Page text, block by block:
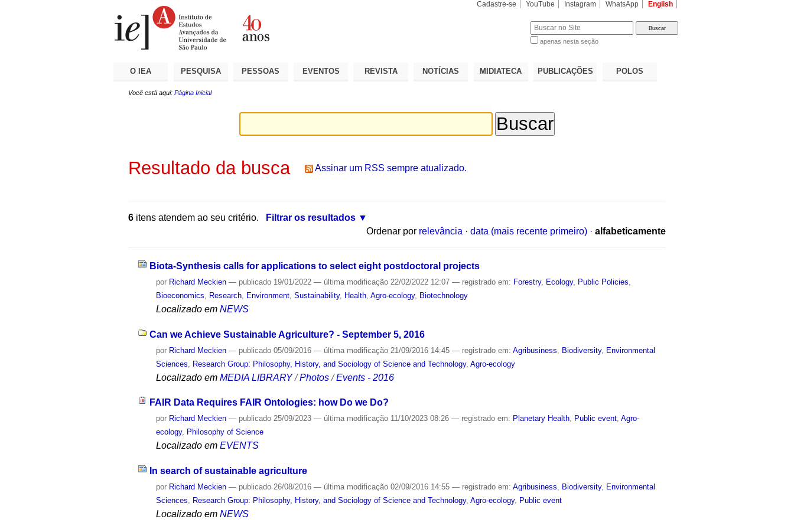
Cadastre-se YouTube Instagram WhatsApp English
apenas nesta seção
O IEA PESQUISA PESSOAS EVENTOS REVISTA NOTÍCIAS MIDIATECA PUBLICAÇÕES POLOS
Você está aqui: Página Inicial
Resultado da busca Assinar um RSS sempre atualizado.
6 itens atendem ao seu critério.
Filtrar os resultados
Ordenar por relevância · data (mais recente primeiro) · alfabeticamente
Biota-Synthesis calls for applications to select eight postdoctoral projects
por Richard Meckien — publicado 19/01/2022— última modificação 22/02/2022 12:07— registrado em: Forestry, Ecology, Public Policies
Bioeconomics
Research Environment ,Sustainability, Health ,Agro-ecology, Biotechnology
Localizado em NEWS
Can we Achieve Sustainable Agriculture? - September 5, 2016
por Richard Meckien — publicado 05/09/2016— última modificação 21/09/2016 14:45— registrado em:Agribusiness Biodiversity, Environmental
Sciences
Research Group: Philosophy, History, and Sociology of Science and Technology,Agro-ecology
Localizado em MEDIA LIBRARY /Photos /Events - 2016
FAIR Data Requires FAIR Ontologies: how Do we Do?
por Richard Meckien — publicado 25/09/2023— última modificação 11/10/2023 08:26— registrado em: Planetary Health, Public event,Agro-
ecology, Philosophy of Science
Localizado em EVENTS
In search of sustainable agriculture
por Richard Meckien — publicado 26/08/2016— última modificação 02/09/2016 14:55— registrado em:Agribusiness, Biodiversity, Environmental
Sciences, Research Group: Philosophy, History, and Sociology of Science and Technology,Agro-ecology, Public event
Localizado em NEWS